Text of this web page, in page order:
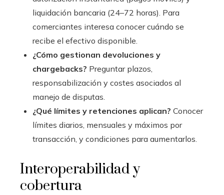
liquidación bancaria (24–72 horas). Para
comerciantes interesa conocer cuándo se
recibe el efectivo disponible.
¿Cómo gestionan devoluciones y
chargebacks? Preguntar plazos,
responsabilización y costes asociados al
manejo de disputas.
¿Qué límites y retenciones aplican? Conocer
límites diarios, mensuales y máximos por
transacción, y condiciones para aumentarlos.
Interoperabilidad y
cobertura